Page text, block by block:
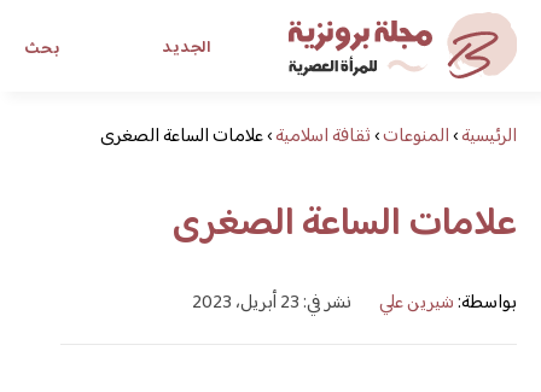
بحث الجديد
مجلة برونزية للفتاة العصرية
ابحث عن أي موضوع يهمك
الرئيسية›المنوعات›ثقافة اسلامية›علامات الساعة الصغرى
علامات الساعة الصغرى
بواسطة:شيرين علي نشر في: 23 أبريل، 2023